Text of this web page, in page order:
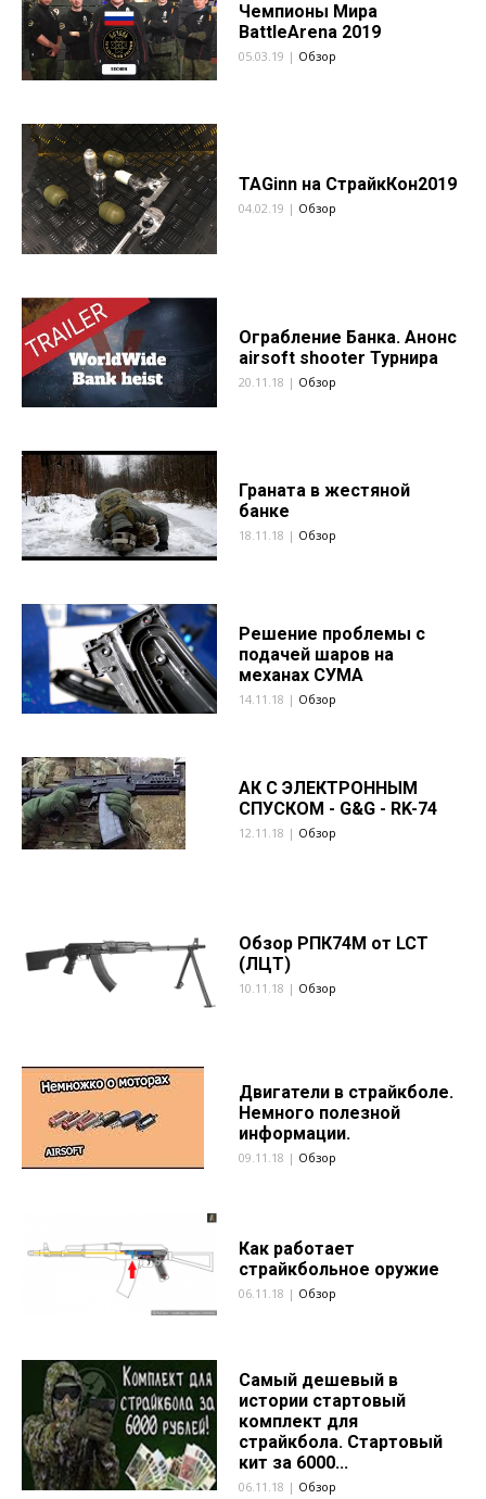
Чемпионы Мира
BattleArena 2019
05.03.19 | Обзор
TAGinn на СтрайкКон2019
04.02.19 | Обзор
Ограбление Банка. Анонс
airsoft shooter Турнира
20.11.18 | Обзор
Граната в жестяной
банке
18.11.18 | Обзор
Решение проблемы с
подачей шаров на
механах СУМА
14.11.18 | Обзор
АК С ЭЛЕКТРОННЫМ
СПУСКОМ - G&G - RK-74
12.11.18 | Обзор
Обзор РПК74М от LCT
(ЛЦТ)
10.11.18 | Обзор
Двигатели в страйкболе.
Немного полезной
информации.
09.11.18 | Обзор
Как работает
страйкбольное оружие
06.11.18 | Обзор
Самый дешевый в
истории стартовый
комплект для
страйкбола. Стартовый
кит за 6000...
06.11.18 | Обзор